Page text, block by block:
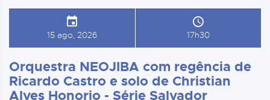
15 ago, 2026 17h30
Orquestra NEOJIBA com regência de
Ricardo Castro e solo de Christian
Alves Honorio - Série Salvador